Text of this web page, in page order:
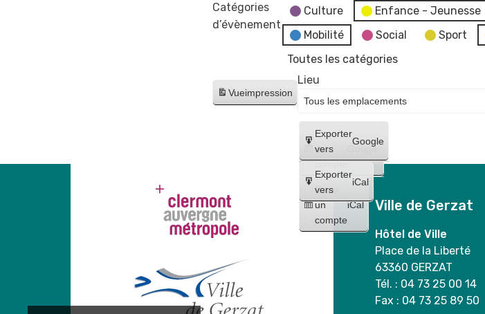
Catégories
d’évènement
Culture Enfance - Jeunesse
Mobilité
Social Sport
Toutes les catégories
Vueimpression
Créer
un
compte
Google
Créer
un
compte
iCal
Exporter
vers
Google
Exporter
vers
iCal
Lieu
Ville de Gerzat
Hôtel de Ville
Place de la Liberté
63360 GERZAT
Tél. : 04 73 25 00 14
Fax : 04 73 25 89 50